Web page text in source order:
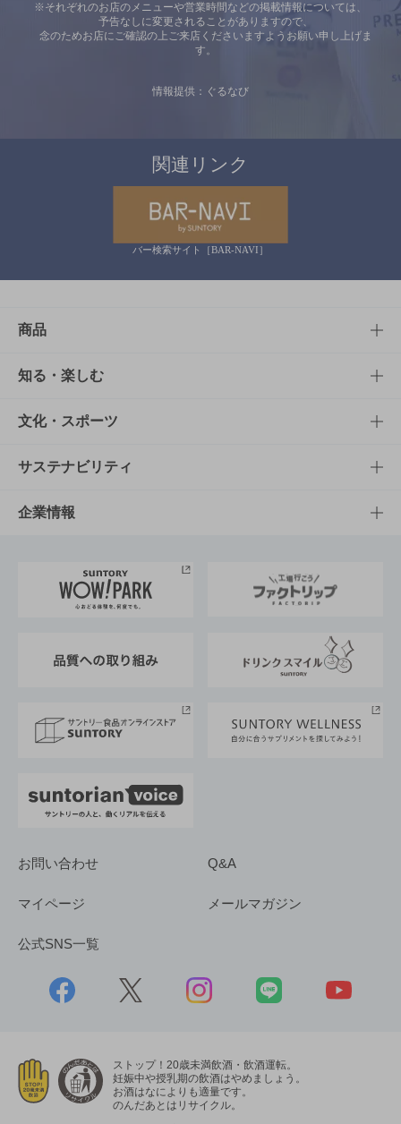
※それぞれのお店のメニューや営業時間などの掲載情報については、
予告なしに変更されることがありますので、
念のためお店にご確認の上ご来店くださいますようお願い申し上げま
す。
情報提供：ぐるなび
関連リンク
バー検索サイト［BAR-NAVI］
商品
商品TOP
商品一覧
商品発売情報
栄養成分一覧
知る・楽しむ
知る・楽しむTOP
キャンペーン
工場見学
地域情報
文化・スポーツ
文化・スポーツTOP
サントリーホール
サントリーサンバーズ大阪
サステナビリティ
サステナビリティTOP
サントリーが考えるサステナビリティ経営
企業情報
企業概要
採用情報
お問い合わせ Q&A
マイページ メールマガジン
公式SNS一覧
ストップ！20歳未満飲酒・飲酒運転。
妊娠中や授乳期の飲酒はやめましょう。
お酒はなによりも適量です。
のんだあとはリサイクル。